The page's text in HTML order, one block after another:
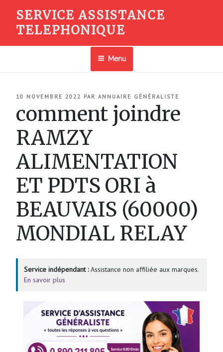
contenu
SERVICE ASSISTANCE
TELEPHONIQUE
Menu
PUBLIÉ
10 NOVEMBRE 2022 PAR ANNUAIRE GÉNÉRALISTE
comment joindre
RAMZY
ALIMENTATION
ET PDTS ORI à
BEAUVAIS (60000)
MONDIAL RELAY
Service indépendant :Assistance non affiliée aux marques.
En savoir plus